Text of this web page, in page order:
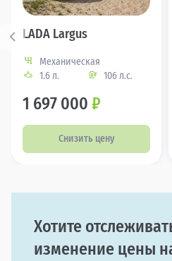
LADA Largus
Механическая
1.6 л.
106 л.с.
1 697 000 ₽
Снизить цену
Хотите
изменение цены